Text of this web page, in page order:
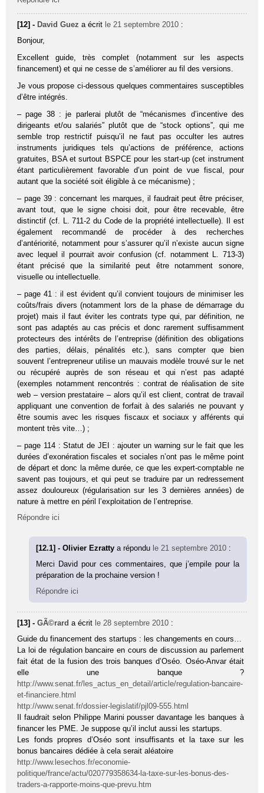
[12] - David Guez a écrit le 21 septembre 2010 :
Bonjour,
Excellent guide, très complet (notamment sur les aspects
financement) et qui ne cesse de s’améliorer au fil des versions.
Je vous propose ci-dessous quelques commentaires susceptibles
d’être intégrés.
– page 38 : je parlerai plutôt de “mécanismes d’incentive des
dirigeants et/ou salariés” plutôt que de “stock options”, qui me
semble trop restrictif puisqu’il ne faut pas occulter les autres
instruments juridiques tels qu’actions de préférence, actions
gratuites, BSA et surtout BSPCE pour les start-up (cet instrument
étant particulièrement favorable d’un point de vue fiscal, pour
autant que la société soit éligible à ce mécanisme) ;
– page 39 : concernant les marques, il faudrait peut être préciser,
avant tout, que le signe choisi doit, pour être recevable, être
distinctif (cf. L. 711-2 du Code de la propriété intellectuelle). Il est
également recommandé de procéder à des recherches
d’antériorité, notamment pour s’assurer qu’il n’existe aucun signe
avec lequel il pourrait avoir confusion (cf. notamment L. 713-3)
étant précisé que la similarité peut être notamment sonore,
visuelle ou intellectuelle.
– page 41 : il est évident qu’il convient toujours de minimiser les
coûts/frais divers (notamment lors de la phase de démarrage du
projet) mais il faut éviter les contrats type qui, par définition, ne
sont pas adaptés au cas précis et donc rarement suffisamment
protecteurs des intérêts de l’entreprise (définition des obligations
des parties, délais, pénalités etc.), sans compter que bien
souvent l’entrepreneur utilise un mauvais modèle trouvé sur le net
ou récupéré auprès de son réseau et qui n’est pas adapté
(exemples notamment rencontrés : contrat de réalisation de site
web – version prestataire – alors qu’il est client, contrat de travail
appliquant une convention de forfait à des salariés ne pouvant y
être soumis avec les risques fiscaux et sociaux y afférents qui
montent très vite…) ;
– page 114 : Statut de JEI : ajouter un warning sur le fait que les
durées d’exonération fiscales et sociales n’ont pas le même point
de départ et donc la même durée, ce que les expert-comptable ne
savent pas toujours, et qui peut se traduire par un redressement
assez douloureux (régularisation sur les 3 dernières années) de
nature à mettre en péril l’exploitation de l’entreprise.
Répondre ici
[12.1] - Olivier Ezrattya répondu le 21 septembre 2010 :
Merci David pour ces commentaires, que j’empile pour la
préparation de la prochaine version !
Répondre ici
[13] -GÃ©rard a écrit le 28 septembre 2010 :
Guide du financement des startups : les changements en cours…
La loi de régulation bancaire en cours de discussion au parlement
fait état de la fusion des trois banques d’Oséo. Oséo-Anvar était
elle une banque ?
http://www.senat.fr/les_actus_en_detail/article/regulation-bancaire-
et-financiere.html
http://www.senat.fr/dossier-legislatif/pjl09-555.html
Il faudrait selon Philippe Marini pousser davantage les banques à
financer les PME. Je suppose qu’il inclut aussi les startups.
Les fonds propres d’Oséo sont insuffisants et la taxe sur les
bonus bancaires dédiée à cela serait aléatoire
http://www.lesechos.fr/economie-
politique/france/actu/020779358634-la-taxe-sur-les-bonus-des-
traders-a-rapporte-moins-que-prevu.htm